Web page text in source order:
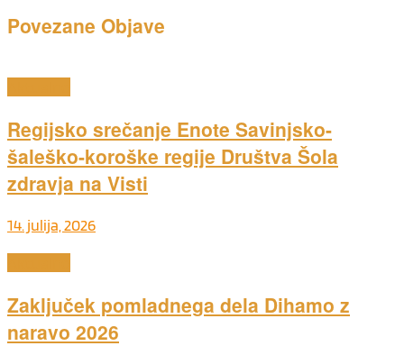
Povezane Objave
Regijsko srečanje Enote Savinjsko-
šaleško-koroške regije Društva Šola
zdravja na Visti
14. julija, 2026
Zaključek pomladnega dela Dihamo z
naravo 2026